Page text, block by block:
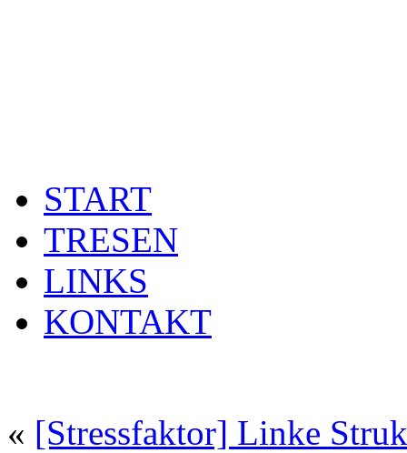
START
TRESEN
LINKS
KONTAKT
« [Stressfaktor] Linke